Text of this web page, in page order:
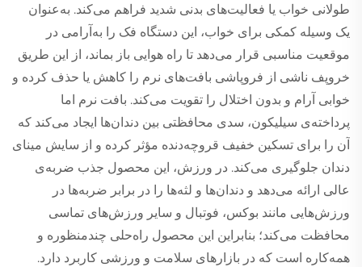
طولانی خواب یا فعالیت‌های بدنی شدید فراهم می‌کند. به‌عنوان
یک وسیله کمکی برای خواب، این دستگاه فک را به‌آرامی در
موقعیت مناسبی قرار می‌دهد تا راه هوایی باز بماند، از این طریق
خروپف ناشی از فروپاشی بافت‌های نرم را کاهش یا حذف کرده و
خوابی آرام و بدون اختلال را تقویت می‌کند. بافت نرم اما
پرداخته‌ی سیلیکون، سدی محافظتی بین دندان‌ها ایجاد می‌کند که
آن را برای تسکین خفیف قروچه‌دنده مؤثر کرده و از سایش مینای
دندان جلوگیری می‌کند. در ورزش، این محصول جذب ضربه‌ی
عالی ارائه می‌دهد و دندان‌ها و لثه‌ها را در برابر ضربه‌ها در
ورزش‌هایی مانند بوکس، فوتبال و سایر ورزش‌های تماسی
محافظت می‌کند؛ بنابراین این محصول راه‌حلی چندمنظوره و
همه‌کاره است که در بازارهای سلامت و ورزشی کاربرد دارد.